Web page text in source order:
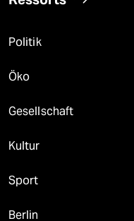
Politik
Öko
Gesellschaft
Kultur
Sport
Berlin